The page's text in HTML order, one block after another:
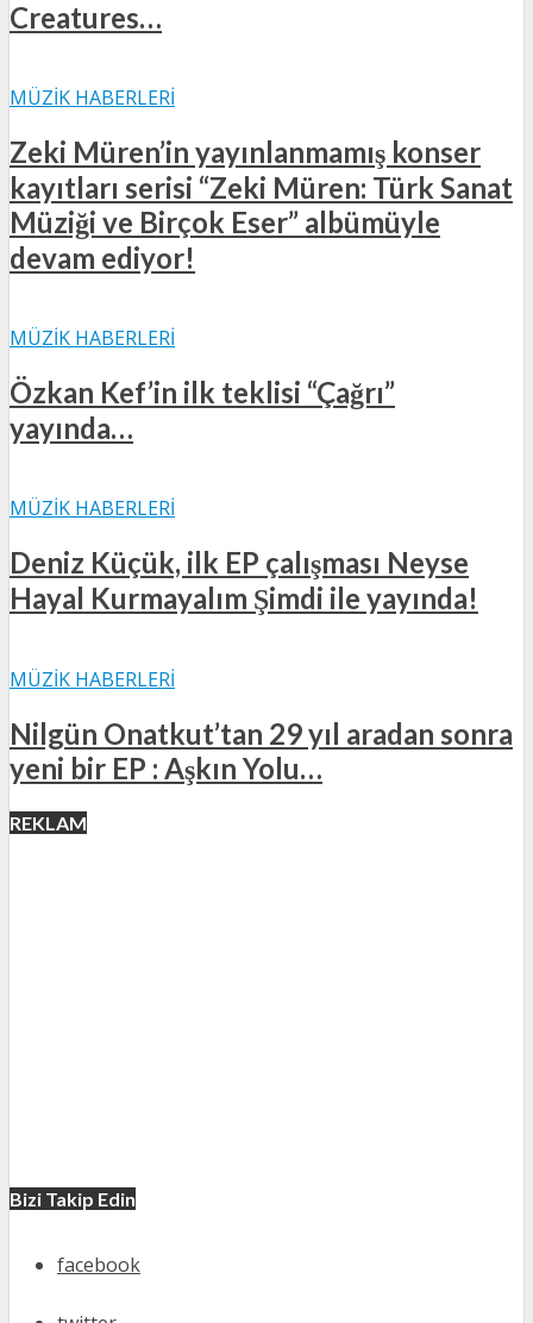
Creatures…
MÜZIK HABERLERI
Zeki Müren’in yayınlanmamış konser
kayıtları serisi “Zeki Müren: Türk Sanat
Müziği ve Birçok Eser” albümüyle
devam ediyor!
MÜZIK HABERLERI
Özkan Kef’in ilk teklisi “Çağrı”
yayında…
MÜZIK HABERLERI
Deniz Küçük, ilk EP çalışması Neyse
Hayal Kurmayalım Şimdi ile yayında!
MÜZIK HABERLERI
Nilgün Onatkut’tan 29 yıl aradan sonra
yeni bir EP : Aşkın Yolu…
REKLAM
Bizi Takip Edin
facebook